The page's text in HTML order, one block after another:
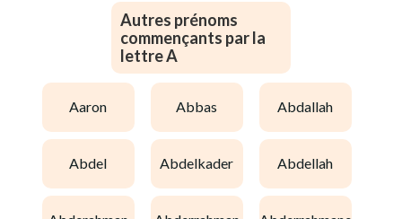
Autres prénoms
commençants par la
lettre A
aaron abbas abdallah
abdel abdelkader abdellah